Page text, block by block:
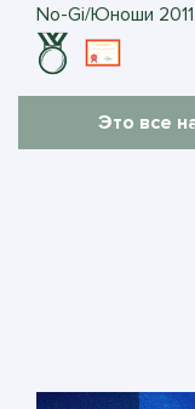
No-Gi/Юноши
Это все